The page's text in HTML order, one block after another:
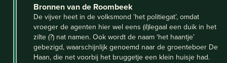
Bronnen van de Roombeek
De vijver heet in de volksmond ’het politiegat’, omdat
vroeger de agenten hier wel eens (il)legaal een duik in het
zilte (?) nat namen. Ook wordt de naam ‘het haantje’
gebezigd, waarschijnlijk genoemd naar de groenteboer De
Haan, die net voorbij het bruggetje een klein huisje had.